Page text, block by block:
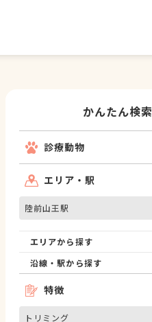
かんたん検索
診療動物
エリア・駅
陸前山王駅
エリアから探す
沿線・駅から探す
特徴
トリミング